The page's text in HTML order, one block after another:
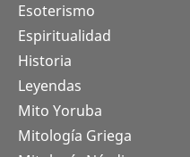
Esoterismo
Espiritualidad
Historia
Leyendas
Mito Yoruba
Mitología Griega